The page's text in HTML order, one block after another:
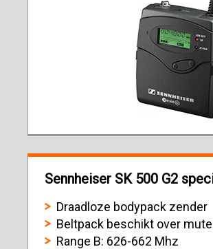
Sennheiser SK 500 G2
Draadloze bodypack zender
Beltpack beschikt over
Range B: 626-662 Mhz